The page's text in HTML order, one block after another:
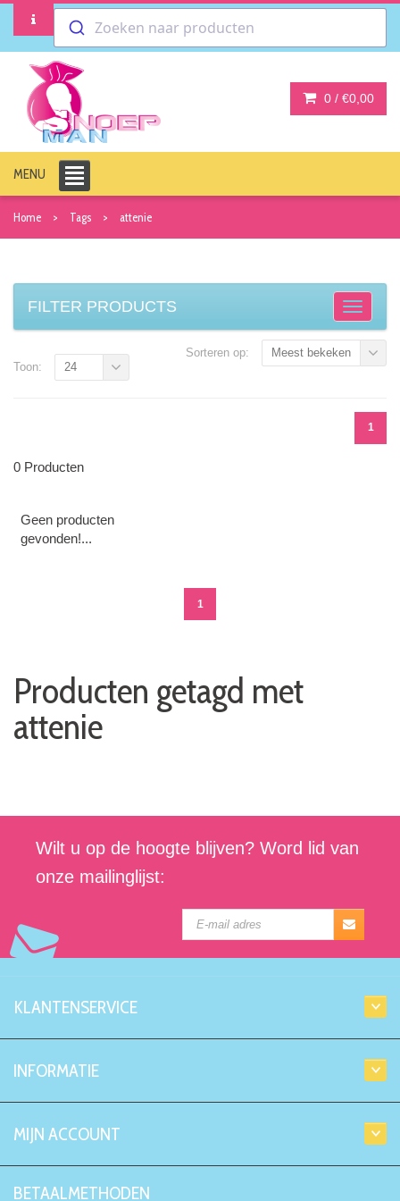
Zoeken naar producten
0 / €0,00
MENU
Home Tags attenie
FILTER PRODUCTS
Sorteren op: Meest bekeken
1
Toon: 24
0 Producten
Geen producten
gevonden!...
1
Producten getagd met
attenie
Wilt u op de hoogte blijven? Word lid van
onze mailinglijst:
KLANTENSERVICE
INFORMATIE
MIJN ACCOUNT
BETAALMETHODEN